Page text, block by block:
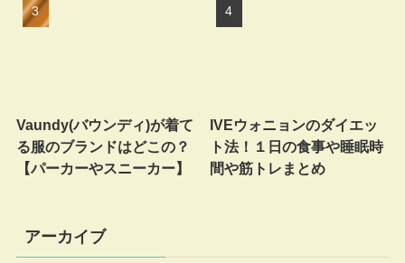
Vaundy(バウンディ)が着て
る服のブランドはどこの？
【パーカーやスニーカー】
IVEウォニョンのダイエッ
ト法！１日の食事や睡眠時
間や筋トレまとめ
アーカイブ